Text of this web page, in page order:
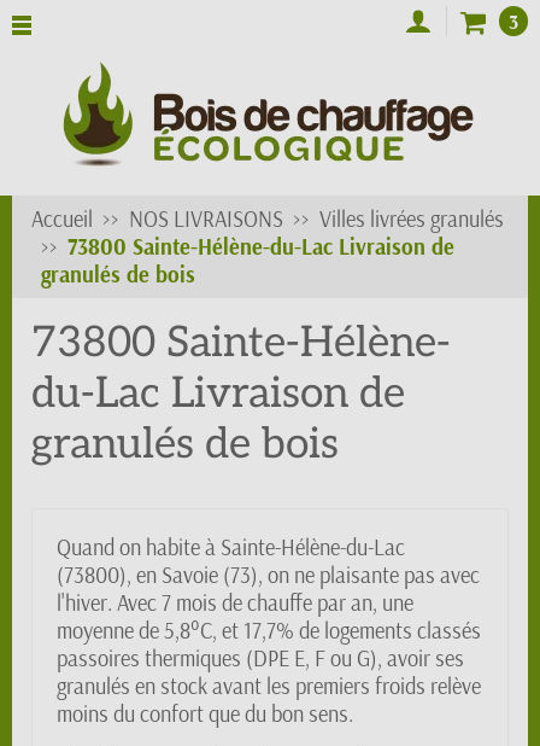
3
Accueil NOS LIVRAISONS
Villes livrées granulés
73800 Sainte-Hélène-du-Lac Livraison de
granulés de bois
73800 Sainte-Hélène-
du-Lac Livraison de
granulés de bois
Quand on habite à Sainte-Hélène-du-Lac
(73800), en Savoie (73), on ne plaisante pas avec
l'hiver. Avec 7 mois de chauffe par an, une
moyenne de 5,8°C, et 17,7% de logements classés
passoires thermiques (DPE E, F ou G), avoir ses
granulés en stock avant les premiers froids relève
moins du confort que du bon sens.